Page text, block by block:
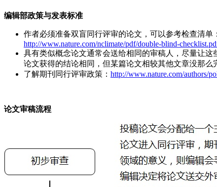
编辑部政策与发表标准
作者必须准备双盲同行评审的论文，可以参考检查清单
http://www.nature.com/nclimate/pdf/double-blind-
具有类似概念论文通常会送给相同的审稿人，尽量让
论文获得的结论相同，但某篇论文相较其他文章没那么
了解期刊同行评审政策： http://www.nature.com/authors/
论文审稿流程